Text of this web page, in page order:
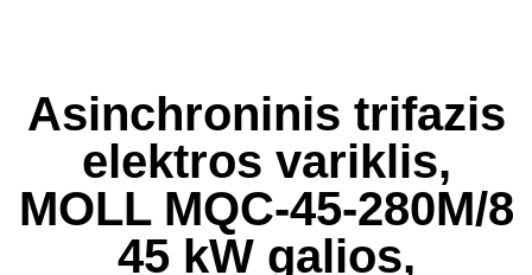
Asinchroninis trifazis
elektros variklis,
MOLL MQC-45-280M/8
45 kW galios,